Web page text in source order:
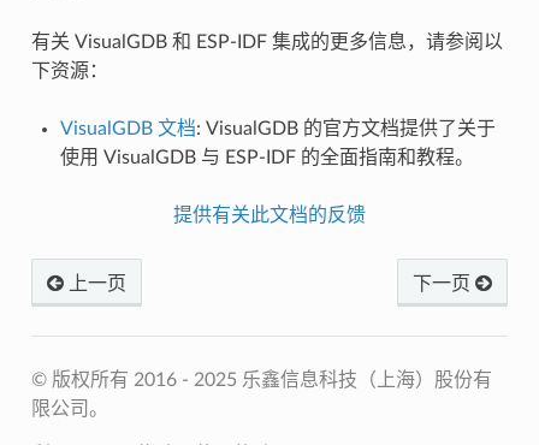
有关 VisualGDB 和 ESP-IDF 集成的更多信息，请参阅以
下资源：
VisualGDB 文档: VisualGDB 的官方文档提供了关于
使用 VisualGDB 与 ESP-IDF 的全面指南和教程。
提供有关此文档的反馈
上一页 下一页
© 版权所有 2016 - 2025 乐鑫信息科技（上海）股份有
限公司。